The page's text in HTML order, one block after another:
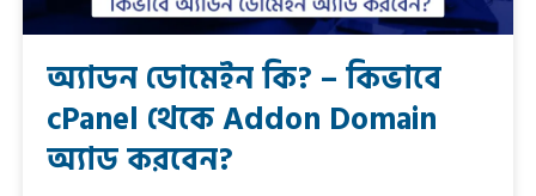
অ্যাডন ডোমেইন কি? – কিভাবে
cPanel থেকে Addon Domain
অ্যাড করবেন?